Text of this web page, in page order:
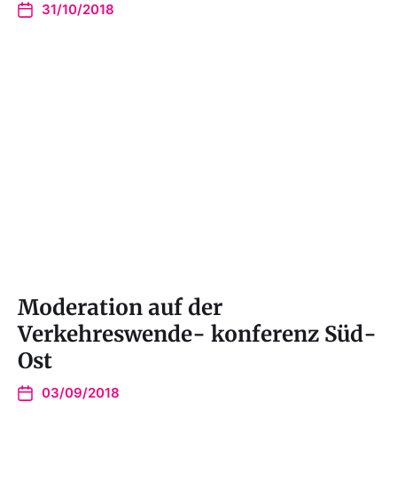
31/10/2018
Moderation auf der
Verkehreswende- konferenz Süd-
Ost
03/09/2018